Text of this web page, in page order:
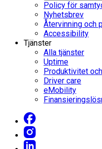
Policy för
Nyhetsbrev
Återvinning och
Accessibility
Tjänster
Alla tjänster
Uptime
Produktivitet
Driver care
eMobility